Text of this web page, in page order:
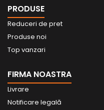
PRODUSE
Reduceri de pret
Produse noi
Top vanzari
FIRMA NOASTRA
Livrare
Notificare legală